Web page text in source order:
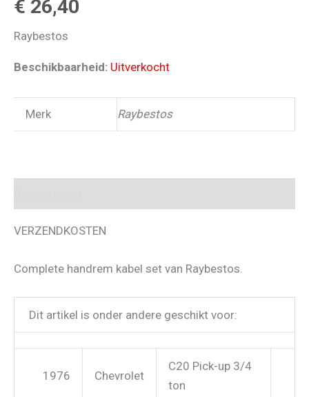
€ 26,40
Raybestos
Beschikbaarheid: Uitverkocht
Merk Raybestos
VERZENDKOSTEN
Complete handrem kabel set van Raybestos.
Dit artikel is onder andere geschikt voor:
1976 Chevrolet
C20 Pick-up 3/4
ton